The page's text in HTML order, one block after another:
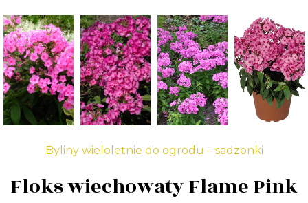
Byliny wieloletnie do ogrodu – sadzonki
Floks wiechowaty Flame Pink